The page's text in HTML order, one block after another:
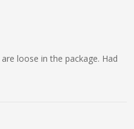
loose in the package. Had